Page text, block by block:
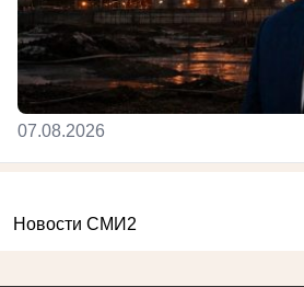
07.08.2026
Новости СМИ2